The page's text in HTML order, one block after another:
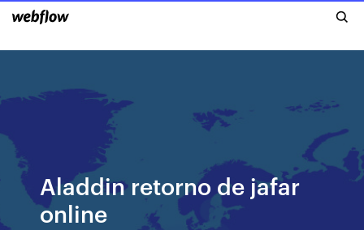
Aladdin retorno de jafar
online